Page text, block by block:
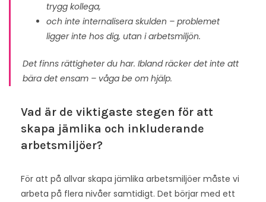
trygg kollega,
och inte internalisera skulden – problemet
ligger inte hos dig, utan i arbetsmiljön.
Det finns rättigheter du har. Ibland räcker det inte att
bära det ensam – våga be om hjälp.
Vad är de viktigaste stegen för att
skapa jämlika och inkluderande
arbetsmiljöer?
För att på allvar skapa jämlika arbetsmiljöer måste vi
arbeta på flera nivåer samtidigt. Det börjar med ett